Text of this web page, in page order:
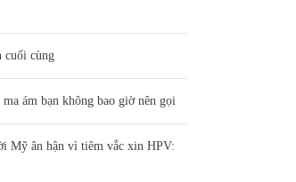
cuối cùng
ám bạn không bao giờ nên gọi
Mỹ ân hận vì tiêm vắc xin HPV: